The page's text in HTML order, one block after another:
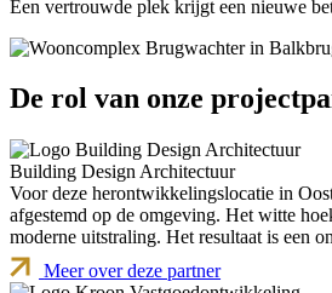
Een vertrouwde plek krijgt een nieuwe
De rol van onze
Building Design Architectuur
Voor deze herontwikkelingslocatie in
afgestemd op de omgeving. Het witte
moderne uitstraling. Het resultaat is een
Meer over deze partner